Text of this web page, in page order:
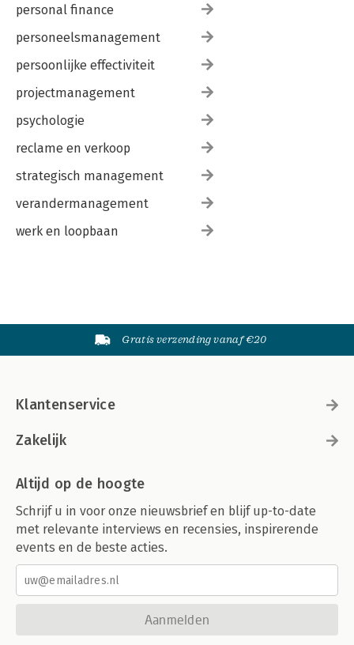
personal finance
personeelsmanagement
persoonlijke effectiviteit
projectmanagement
psychologie
reclame en verkoop
strategisch management
verandermanagement
werk en loopbaan
Gratis verzending vanaf €20
Klantenservice
Zakelijk
Altijd op de hoogte
Schrijf u in voor onze nieuwsbrief en blijf up-to-date
met relevante interviews en recensies, inspirerende
events en de beste acties.
Aanmelden